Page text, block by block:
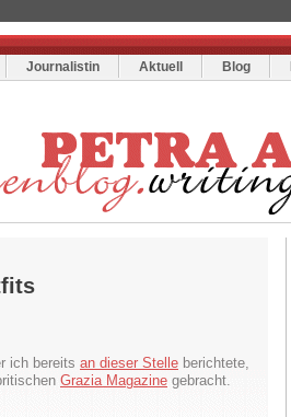
Journalistin Aktuell Blog
ich bereits an dieser Stelle berichtete,
Grazia Magazine gebracht.